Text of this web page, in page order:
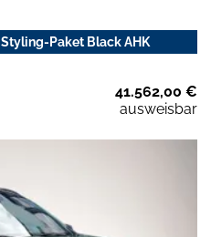
Styling-Paket Black AHK
41.562,00 €
ausweisbar